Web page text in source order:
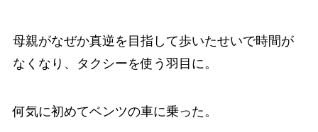
母親がなぜか真逆を目指して歩いたせいで時間が
なくなり、タクシーを使う羽目に。
何気に初めてベンツの車に乗った。